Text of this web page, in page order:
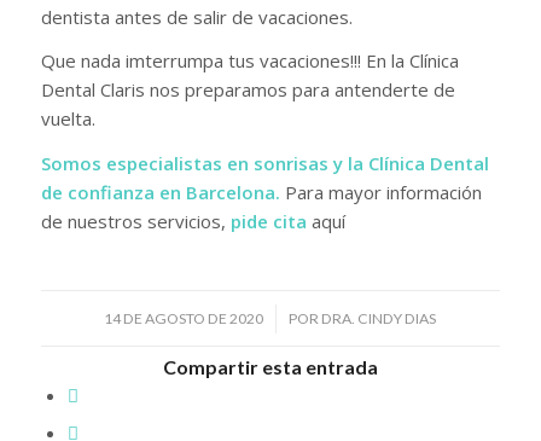
dentista antes de salir de vacaciones.
Que nada imterrumpa tus vacaciones!!! En la Clínica
Dental Claris nos preparamos para antenderte de
vuelta.
Somos especialistas en sonrisas y la Clínica Dental
de confianza en Barcelona. Para mayor información
de nuestros servicios, pide cita aquí
14 DE AGOSTO DE 2020
/ POR DRA. CINDY DIAS
Compartir esta entrada